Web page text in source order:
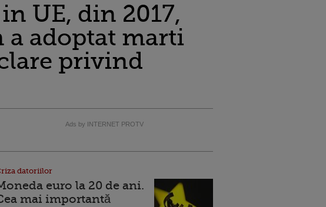
UE, din 2017,
a adoptat marti
privind
Ads by INTERNET PROTV
datoriilor
euro la 20 de ani.
mai importantă